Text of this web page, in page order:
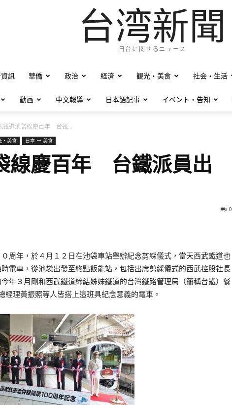
台湾新聞
日台に関するニュース
訊 華僑 政治 経済 観光・美食 社会・生活
動画 中文報導 日本語記事 イベント・告知
鐵道池袋線慶百年 台鐵...
・美食 日本 ー 美食
線慶百年 台鐵派員出
0
周年，於４月１２日在池袋車站舉辦紀念剪綵儀式，當天西武鐵道也
電車，從池袋出發至終點飯能站，包括出席剪綵儀式的西武控股社長
年３月剛和西武鐵道締結姊妹鐵道的台灣鐵路管理局（簡稱台鐵）餐
經理黃振照等人皆搭上這班具紀念意義的電車。